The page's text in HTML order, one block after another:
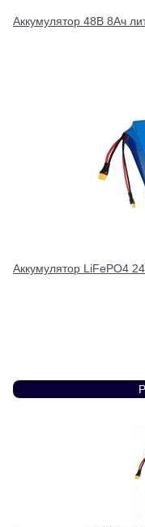
Аккумулятор 48В 8Ач
Аккумулятор LiFePO4